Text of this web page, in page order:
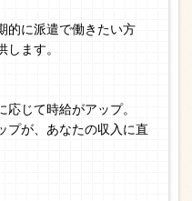
的に派遣で働きたい方
ます。
じて時給がアップ。
プが、あなたの収入に直